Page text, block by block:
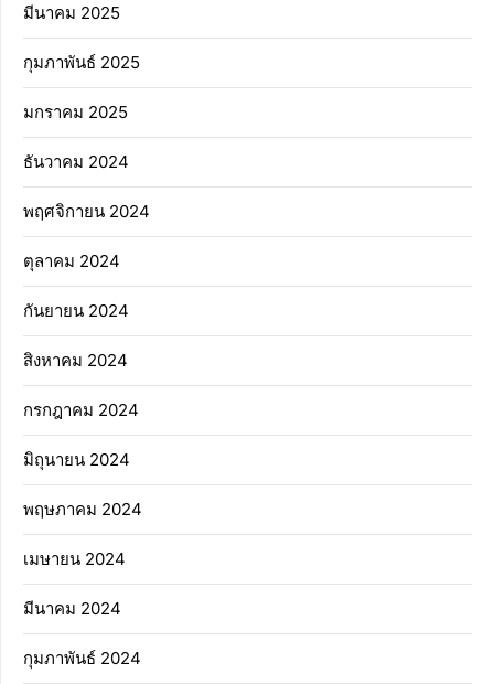
มีนาคม 2025
กุมภาพันธ์ 2025
มกราคม 2025
ธันวาคม 2024
พฤศจิกายน 2024
ตุลาคม 2024
กันยายน 2024
สิงหาคม 2024
กรกฎาคม 2024
มิถุนายน 2024
พฤษภาคม 2024
เมษายน 2024
มีนาคม 2024
กุมภาพันธ์ 2024